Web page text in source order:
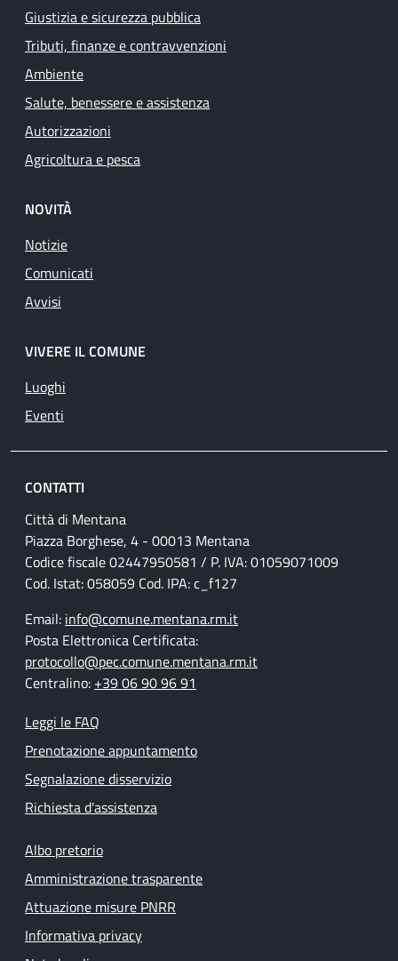
Giustizia e sicurezza pubblica
Tributi, finanze e contravvenzioni
Ambiente
Salute, benessere e assistenza
Autorizzazioni
Agricoltura e pesca
NOVITÀ
Notizie
Comunicati
Avvisi
VIVERE IL COMUNE
Luoghi
Eventi
CONTATTI
Città di Mentana
Piazza Borghese, 4 - 00013 Mentana
Codice fiscale02447950581 / P. IVA:01059071009
Cod. Istat: 058059 Cod. IPA: c_f127
Email: info@comune.mentana.rm.it
Posta Elettronica Certificata:
protocollo@pec.comune.mentana.rm.it
Centralino: +39 06 90 96 91
Leggi le FAQ
Prenotazione appuntamento
Segnalazione disservizio
Richiesta d'assistenza
Albo pretorio
Amministrazione trasparente
Attuazione misure PNRR
Informativa privacy